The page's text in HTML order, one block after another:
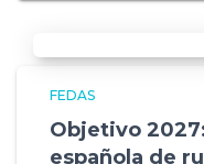
FEDAS
Objetivo
española de